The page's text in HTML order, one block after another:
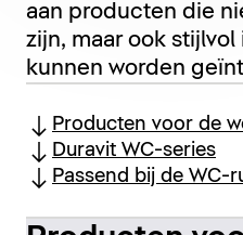
aan producten die
zijn, maar ook
kunnen worden
Producten voor de
Duravit WC-series
Passend bij de WC-